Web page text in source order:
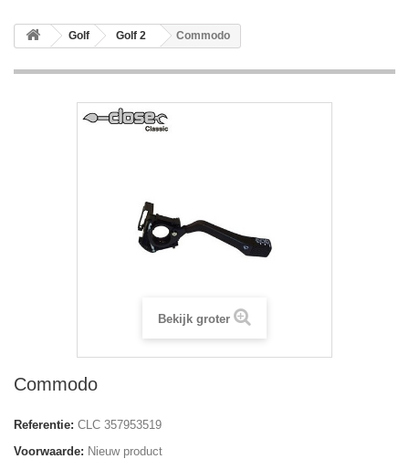
Golf Golf 2 Commodo
Bekijk groter
Commodo
Referentie: CLC 357953519
Voorwaarde: Nieuw product